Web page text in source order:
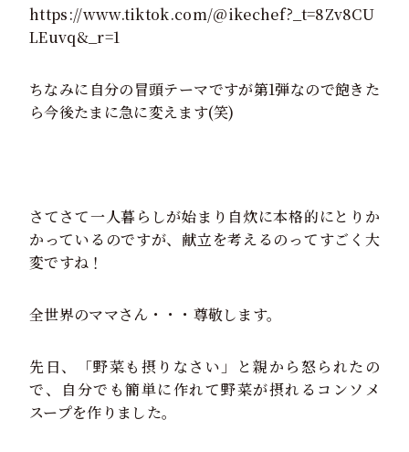
https://www.tiktok.com/@ikechef?_t=8Zv8CU
LEuvq&_r=1
ちなみに自分の冒頭テーマですが第1弾なので飽きた
ら今後たまに急に変えます(笑)
さてさて一人暮らしが始まり自炊に本格的にとりか
かっているのですが、献立を考えるのってすごく大
変ですね！
全世界のママさん・・・尊敬します。
先日、「野菜も摂りなさい」と親から怒られたの
で、自分でも簡単に作れて野菜が摂れるコンソメ
スープを作りました。